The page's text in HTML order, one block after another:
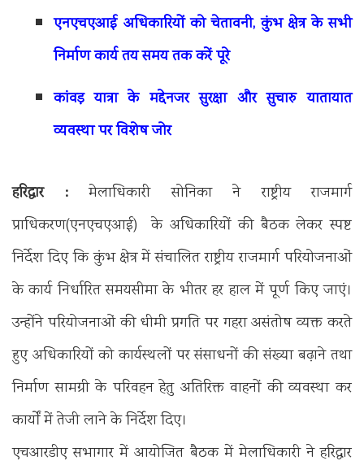
एनएचएआई अधिकारियों को चेतावनी, कुंभ क्षेत्र के सभी
निर्माण कार्य तय समय तक करें पूरे
कांवड़ यात्रा के मद्देनजर सुरक्षा और सुचारु यातायात
व्यवस्था पर विशेष जोर
हरिद्वार :मेलाधिकारी सोनिका ने राष्ट्रीय राजमार्ग
प्राधिकरण(एनएचएआई) के अधिकारियों की बैठक लेकर स्पष्ट
निर्देश दिए कि कुंभ क्षेत्र में संचालित राष्ट्रीय राजमार्ग परियोजनाओं
के कार्य निर्धारित समयसीमा के भीतर हर हाल में पूर्ण किए जाएं।
उन्होंने परियोजनाओं की धीमी प्रगति पर गहरा असंतोष व्यक्त करते
हुए अधिकारियों को कार्यस्थलों पर संसाधनों की संख्या बढ़ाने तथा
निर्माण सामग्री के परिवहन हेतु अतिरिक्त वाहनों की व्यवस्था कर
कार्यों में तेजी लाने के निर्देश दिए।
एचआरडीए सभागार में आयोजित बैठक में मेलाधिकारी ने हरिद्वार